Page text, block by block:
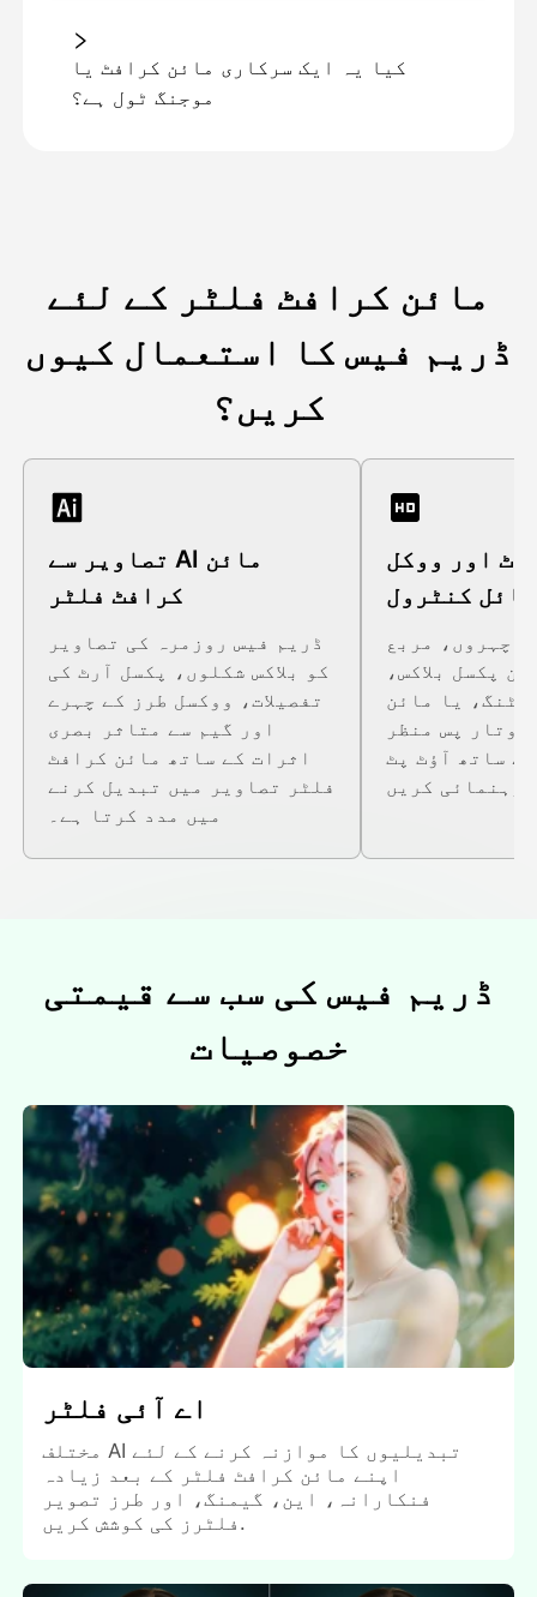
کیا یہ ایک سرکاری مائن کرافٹ یا
موجنگ ٹول ہے؟
مائن کرافٹ فلٹر کے لئے
ڈریم فیس کا استعمال کیوں
کریں؟
تصاویر سے AI مائن
کرافٹ فلٹر
ڈریم فیس روزمرہ کی تصاویر
کو بلاکس شکلوں، پکسل آرٹ کی
تفصیلات، ووکسل طرز کے چہرے
اور گیم سے متاثر بصری
اثرات کے ساتھ مائن کرافٹ
فلٹر تصاویر میں تبدیل کرنے
میں مدد کرتا ہے۔
اور ووکل
کنٹرول
چہروں، مربع
پکسل بلاکس،
یا مائن
پس منظر
ساتھ آؤٹ پٹ
ڈریم فیس کی سب سے قیمتی
خصوصیات
اے آئی فلٹر
مختلف AI تبدیلیوں کا موازنہ کرنے کے لئے
اپنے مائن کرافٹ فلٹر کے بعد زیادہ
فنکارانہ، این، گیمنگ، اور طرز تصویر
فلٹرز کی کوشش کریں.